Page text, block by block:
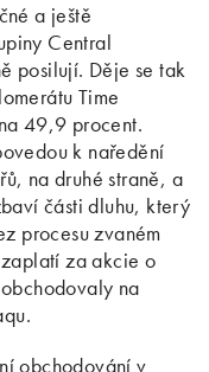
a ještě
Central
posilují. Děje se tak
Time
49,9 procent.
k naředění
na druhé straně, a
části dluhu, který
procesu zvaném
za akcie o
na
obchodování v